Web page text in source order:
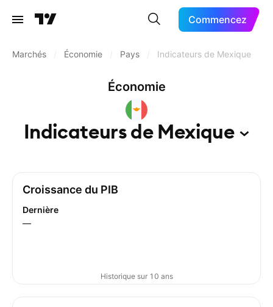
Commencez
Marchés Économie Pays Indicateurs de Mexique
Économie
Indicateurs deMexique
Croissance du PIB
Dernière
—
Historique sur 10 ans